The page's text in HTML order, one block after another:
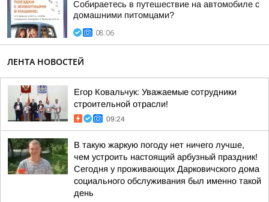
Собираетесь в путешествие на автомобиле с
домашними питомцами?
08:06
ЛЕНТА НОВОСТЕЙ
Егор Ковальчук: Уважаемые сотрудники
строительной отрасли!
09:24
В такую жаркую погоду нет ничего лучше,
чем устроить настоящий арбузный праздник!
Сегодня у проживающих Дарковичского дома
социального обслуживания был именно такой
день